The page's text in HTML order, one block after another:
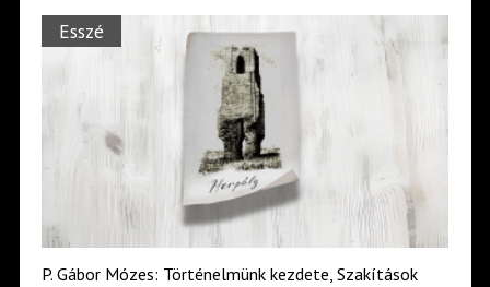
Esszé
P. Gábor Mózes: Történelmünk kezdete, Szakítások